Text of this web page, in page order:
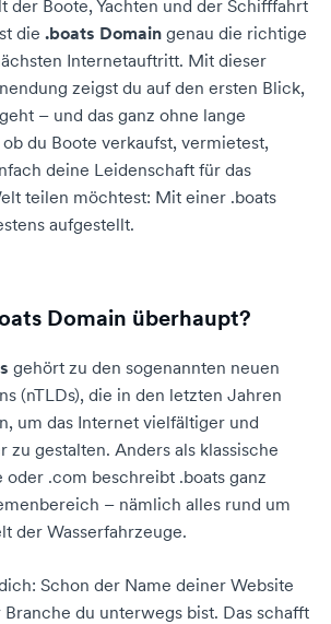
der Boote, Yachten und der Schifffahrt
die .boats Domain genau die richtige
Internetauftritt. Mit dieser
zeigst du auf den ersten Blick,
– und das ganz ohne lange
du Boote verkaufst, vermietest,
deine Leidenschaft für das
teilen möchtest: Mit einer .boats
aufgestellt.
Domain überhaupt?
gehört zu den sogenannten neuen
(nTLDs), die in den letzten Jahren
um das Internet vielfältiger und
zu gestalten. Anders als klassische
oder .com beschreibt .boats ganz
– nämlich alles rund um
der Wasserfahrzeuge.
Schon der Name deiner Website
du unterwegs bist. Das schafft